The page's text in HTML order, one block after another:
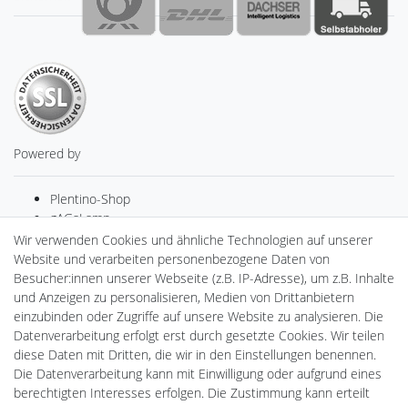
Powered by
Plentino-Shop
gAGaLamp
Drohnenstore24
MeinUSB
Batteriespeicher
PlentiSolar
Gebrauchtlicht
Ledkauf
DEYESOLAR
Lightech Connect
CardanLight Europe
Wir verwenden Cookies und ähnliche Technologien auf unserer
Website und verarbeiten personenbezogene Daten von
Besucher:innen unserer Webseite (z.B. IP-Adresse), um z.B. Inhalte
und Anzeigen zu personalisieren, Medien von Drittanbietern
einzubinden oder Zugriffe auf unsere Website zu analysieren. Die
Datenverarbeitung erfolgt erst durch gesetzte Cookies. Wir teilen
diese Daten mit Dritten, die wir in den Einstellungen benennen.
Die Datenverarbeitung kann mit Einwilligung oder aufgrund eines
berechtigten Interesses erfolgen. Die Zustimmung kann erteilt